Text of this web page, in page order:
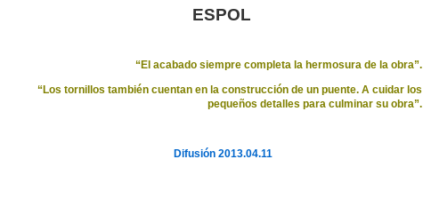
ESPOL
“El acabado siempre completa la hermosura de la obra”.
“Los tornillos también cuentan en la construcción de un puente. A cuidar los
pequeños detalles para culminar su obra”.
Difusión 2013.04.11